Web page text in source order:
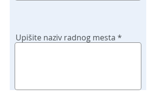
Upišite naziv radnog mesta